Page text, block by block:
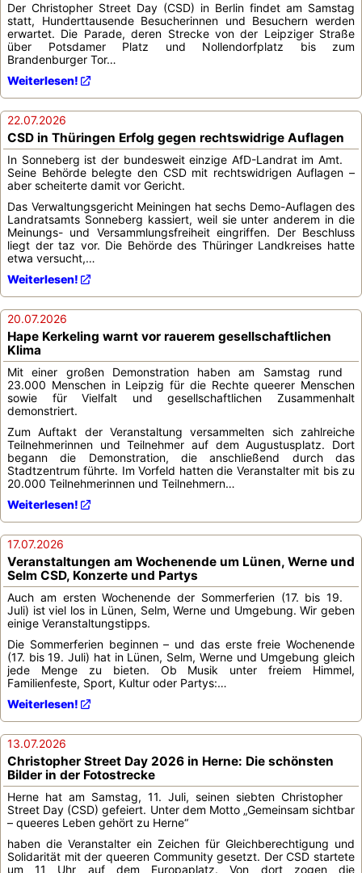
Der Christopher Street Day (CSD) in Berlin findet am Samstag
statt, Hunderttausende Besucherinnen und Besuchern werden
erwartet. Die Parade, deren Strecke von der Leipziger Straße
über Potsdamer Platz und Nollendorfplatz bis zum
Brandenburger Tor…
Weiterlesen!
22.07.2026
CSD in Thüringen Erfolg gegen rechtswidrige Auflagen
In Sonneberg ist der bundesweit einzige AfD-Landrat im Amt.
Seine Behörde belegte den CSD mit rechtswidrigen Auflagen –
aber scheiterte damit vor Gericht.
Das Verwaltungsgericht Meiningen hat sechs Demo-Auflagen des
Landratsamts Sonneberg kassiert, weil sie unter anderem in die
Meinungs- und Versammlungsfreiheit eingriffen. Der Beschluss
liegt der taz vor. Die Behörde des Thüringer Landkreises hatte
etwa versucht,…
Weiterlesen!
20.07.2026
Hape Kerkeling warnt vor rauerem gesellschaftlichen
Klima
Mit einer großen Demonstration haben am Samstag rund
23.000 Menschen in Leipzig für die Rechte queerer Menschen
sowie für Vielfalt und gesellschaftlichen Zusammenhalt
demonstriert.
Zum Auftakt der Veranstaltung versammelten sich zahlreiche
Teilnehmerinnen und Teilnehmer auf dem Augustusplatz. Dort
begann die Demonstration, die anschließend durch das
Stadtzentrum führte. Im Vorfeld hatten die Veranstalter mit bis zu
20.000 Teilnehmerinnen und Teilnehmern…
Weiterlesen!
17.07.2026
Veranstaltungen am Wochenende um Lünen, Werne und
Selm CSD, Konzerte und Partys
Auch am ersten Wochenende der Sommerferien (17. bis 19.
Juli) ist viel los in Lünen, Selm, Werne und Umgebung. Wir geben
einige Veranstaltungstipps.
Die Sommerferien beginnen – und das erste freie Wochenende
(17. bis 19. Juli) hat in Lünen, Selm, Werne und Umgebung gleich
jede Menge zu bieten. Ob Musik unter freiem Himmel,
Familienfeste, Sport, Kultur oder Partys:…
Weiterlesen!
13.07.2026
Christopher Street Day 2026 in Herne: Die schönsten
Bilder in der Fotostrecke
Herne hat am Samstag, 11. Juli, seinen siebten Christopher
Street Day (CSD) gefeiert. Unter dem Motto „Gemeinsam sichtbar
– queeres Leben gehört zu Herne“
haben die Veranstalter ein Zeichen für Gleichberechtigung und
Solidarität mit der queeren Community gesetzt. Der CSD startete
um 11 Uhr auf dem Europaplatz. Von dort zogen die